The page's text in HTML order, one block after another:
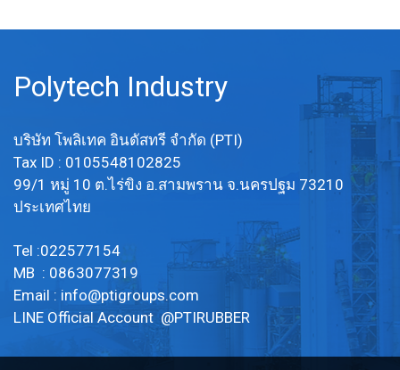
Polytech Industry
บริษัท โพลิเทค อินดัสทรี จำกัด (PTI)
Tax ID : 0105548102825
99/1 หมู่ 10 ต.ไร่ขิง อ.สามพราน จ.นครปฐม 73210
ประเทศไทย
Tel :022577154
MB : 0863077319
Email : info@ptigroups.com
LINE Official Account @PTIRUBBER